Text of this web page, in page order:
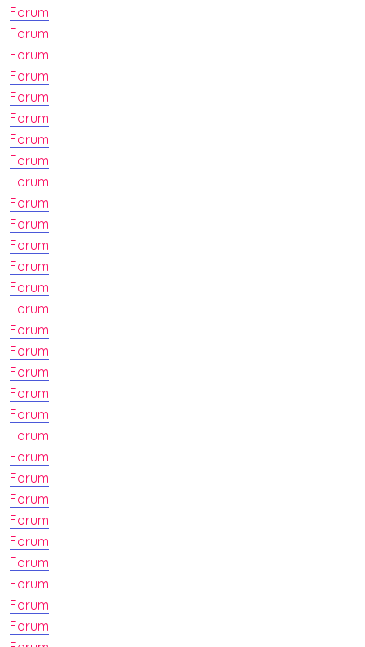
Forum
Forum
Forum
Forum
Forum
Forum
Forum
Forum
Forum
Forum
Forum
Forum
Forum
Forum
Forum
Forum
Forum
Forum
Forum
Forum
Forum
Forum
Forum
Forum
Forum
Forum
Forum
Forum
Forum
Forum